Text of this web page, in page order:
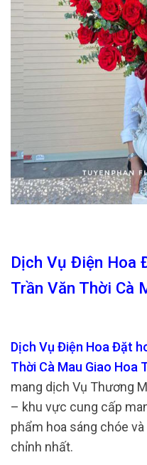
Dịch Vụ Điện Hoa
Trần Văn Thời Cà
Dịch Vụ Điện Hoa Đặt
Thời Cà Mau Giao Hoa
mang dịch Vụ Thương
– khu vực cung cấp
phẩm hoa sáng chóe
chỉnh nhất.